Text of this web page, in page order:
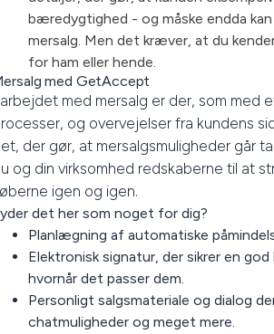
bæredygtighed - og måske endda
mersalg. Men det kræver, at du
for ham eller hende.
med GetAccept
med mersalg er der, som med
og overvejelser fra kundens
der gør, at mersalgsmuligheder går
og din virksomhed redskaberne til at
igen og igen.
det her som noget for dig?
Planlægning af automatiske
Elektronisk signatur, der sikrer en
hvornår det passer dem.
Personligt salgsmateriale og dialog
chatmuligheder og meget mere.